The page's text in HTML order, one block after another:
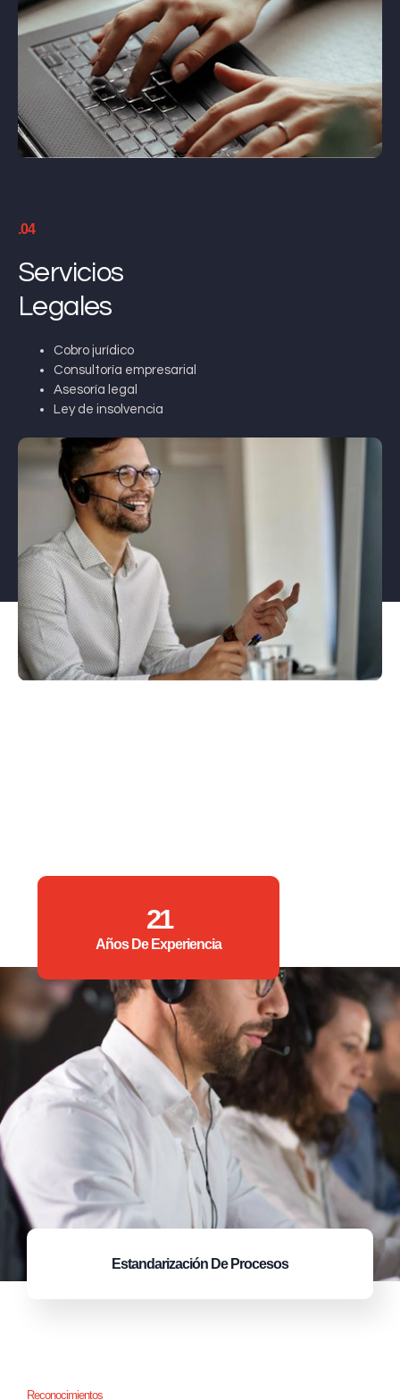
.04
Servicios
Legales
Cobro jurídico
Consultoría empresarial
Asesoría legal
Ley de insolvencia
21
Años De Experiencia
Estandarización De Procesos
Reconocimientos